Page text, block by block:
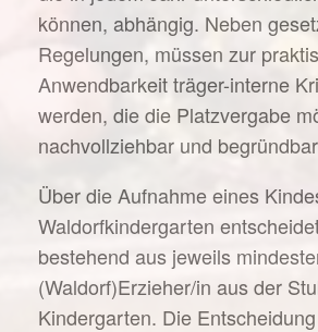
können, abhängig. Neben
Regelungen, müssen zur
Anwendbarkeit träger-interne
werden, die die Platzvergabe
nachvollziehbar und
Über die Aufnahme eines
Waldorfkindergarten
bestehend aus jeweils
(Waldorf)Erzieher/in aus der
Kindergarten. Die